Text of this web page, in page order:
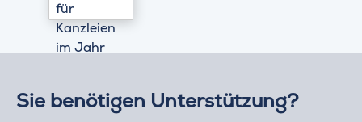
Sie benötigen Unterstützung?